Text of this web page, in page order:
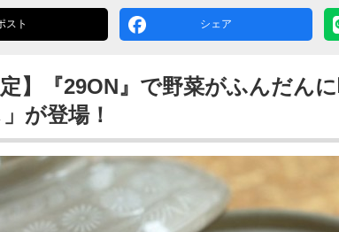
スト シェア
定】『29ON』で野菜がふんだん
が登場！